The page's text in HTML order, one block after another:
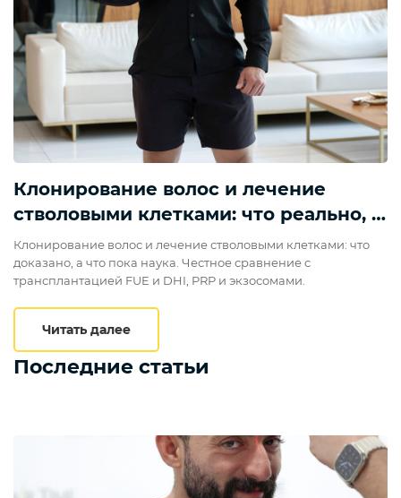
Клонирование волос и лечение
стволовыми клетками: что реально, а
что наука будущего
Клонирование волос и лечение стволовыми клетками: что
доказано, а что пока наука. Честное сравнение с
трансплантацией FUE и DHI, PRP и экзосомами.
Читать далееКлонирование волос и лечение
Последние статьи